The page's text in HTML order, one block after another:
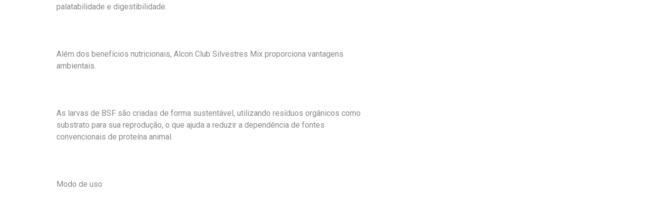
palatabilidade e digestibilidade.
Além dos benefícios nutricionais, Alcon Club Silvestres Mix proporciona vantagens
ambientais.
As larvas de BSF são criadas de forma sustentável, utilizando resíduos orgânicos como
substrato para sua reprodução, o que ajuda a reduzir a dependência de fontes
convencionais de proteína animal.
Modo de uso